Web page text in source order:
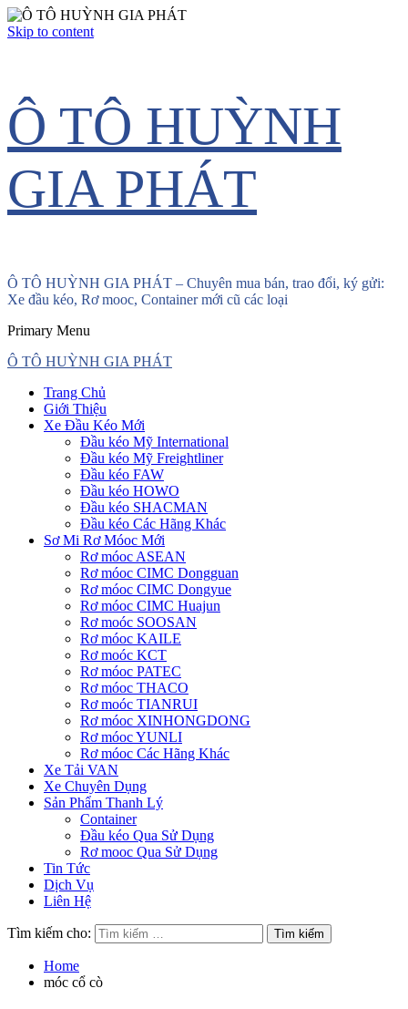
Skip to content
Ô TÔ HUỲNH
GIA PHÁT
Ô TÔ HUỲNH GIA PHÁT – Chuyên mua bán, trao đổi, ký gửi:
Xe đầu kéo, Rơ mooc, Container mới cũ các loại
Primary Menu
Ô TÔ HUỲNH GIA PHÁT
Trang Chủ
Giới Thiệu
Xe Đầu Kéo Mới
Đầu kéo Mỹ International
Đầu kéo Mỹ Freightliner
Đầu kéo FAW
Đầu kéo HOWO
Đầu kéo SHACMAN
Đầu kéo Các Hãng Khác
Sơ Mi Rơ Móoc Mới
Rơ móoc ASEAN
Rơ móoc CIMC Dongguan
Rơ móoc CIMC Dongyue
Rơ móoc CIMC Huajun
Rơ moóc SOOSAN
Rơ móoc KAILE
Rơ moóc KCT
Rơ móoc PATEC
Rơ móoc THACO
Rơ moóc TIANRUI
Rơ móoc XINHONGDONG
Rơ móoc YUNLI
Rơ móoc Các Hãng Khác
Xe Tải VAN
Xe Chuyên Dụng
Sản Phẩm Thanh Lý
Container
Đầu kéo Qua Sử Dụng
Rơ mooc Qua Sử Dụng
Tin Tức
Dịch Vụ
Liên Hệ
Tìm kiếm cho:
Home
móc cổ cò